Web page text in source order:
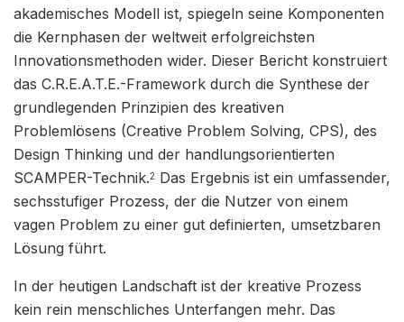
akademisches Modell ist, spiegeln seine Komponenten
die Kernphasen der weltweit erfolgreichsten
Innovationsmethoden wider. Dieser Bericht konstruiert
das C.R.E.A.T.E.-Framework durch die Synthese der
grundlegenden Prinzipien des kreativen
Problemlösens (Creative Problem Solving, CPS), des
Design Thinking und der handlungsorientierten
SCAMPER-Technik.2 Das Ergebnis ist ein umfassender,
sechsstufiger Prozess, der die Nutzer von einem
vagen Problem zu einer gut definierten, umsetzbaren
Lösung führt.
In der heutigen Landschaft ist der kreative Prozess
kein rein menschliches Unterfangen mehr. Das